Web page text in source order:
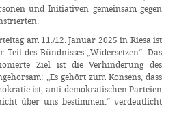
und Initiativen gemeinsam gegen
am 11./12. Januar 2025 in Riesa ist
Teil des Bündnisses „Widersetzen“. Das
Ziel ist die Verhinderung des
„Es gehört zum Konsens, dass
ist, anti-demokratischen Parteien
über uns bestimmen.“ verdeutlicht